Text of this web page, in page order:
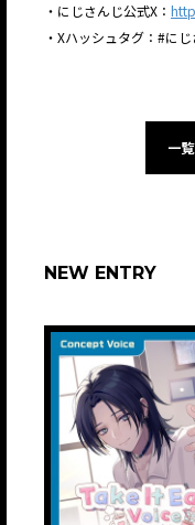
・にじさんじ公式X：
・Xハッシュタグ：#に
一
NEW ENTRY